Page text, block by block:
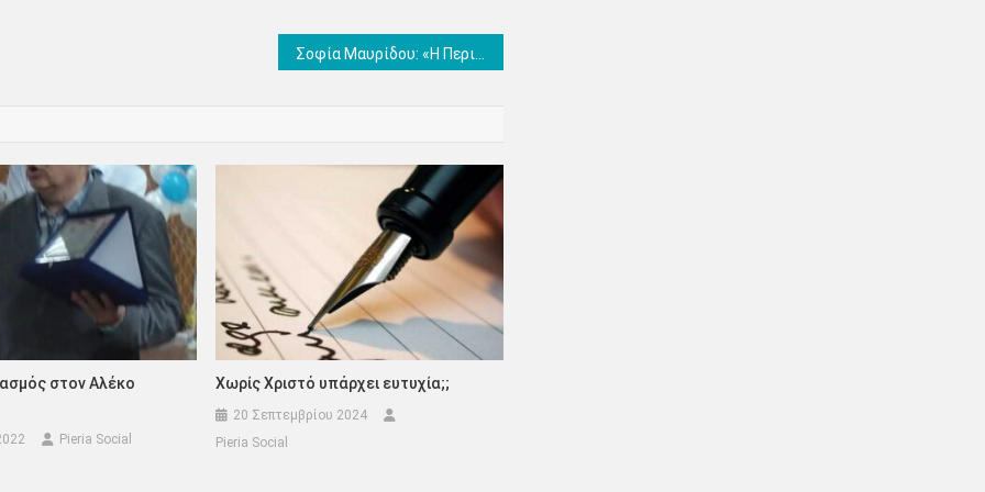
στον Αλέκο
Pieria Social
Χωρίς Χριστό υπάρχει ευτυχία;;
20 Σεπτεμβρίου 2024
Pieria Social